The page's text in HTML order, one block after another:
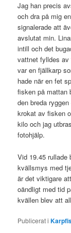
Jag han precis
och dra på mig
signalerade att
avslutat min.
intill och det
vattnet fylldes
var en fjällkarp
hade när en fet
fisken på mattan
den breda
krokat av fisken
kilo och jag
fotohjälp.
Vid 19.45 rullade
kvällsmys med
är det viktigare
oändligt med tid
kvällen blev att
Publicerat i